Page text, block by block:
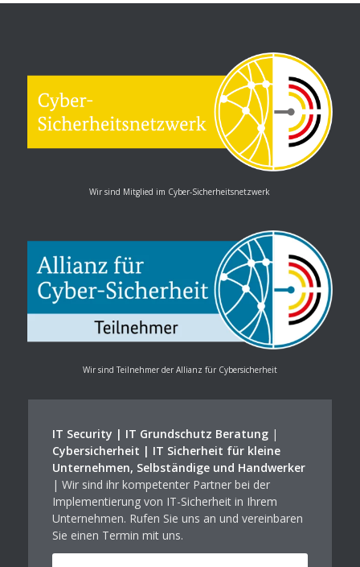
Wir sind Mitglied im Cyber-Sicherheitsnetzwerk
Wir sind Teilnehmer der Allianz für Cybersicherheit
IT Security | IT Grundschutz Beratung|
Cybersicherheit | IT Sicherheit für kleine
Unternehmen, Selbständige und Handwerker
| Wir sind ihr kompetenter Partner bei der
Implementierung von IT-Sicherheit in Ihrem
Unternehmen. Rufen Sie uns an und vereinbaren
Sie einen Termin mit uns.